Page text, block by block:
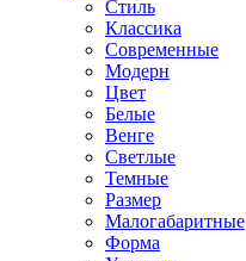
Стиль
Классика
Современные
Модерн
Цвет
Белые
Венге
Светлые
Темные
Размер
Малогабаритные
Форма